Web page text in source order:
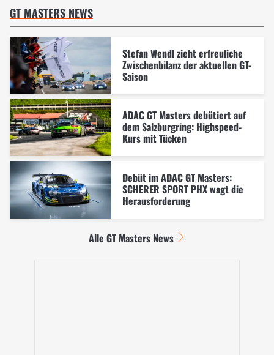
GT MASTERS NEWS
Stefan Wendl zieht erfreuliche
Zwischenbilanz der aktuellen GT-
Saison
ADAC GT Masters debütiert auf
dem Salzburgring: Highspeed-
Kurs mit Tücken
Debüt im ADAC GT Masters:
SCHERER SPORT PHX wagt die
Herausforderung
Alle GT Masters News